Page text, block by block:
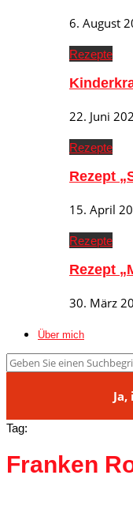
6. August
Rezepte
22. Juni
Rezepte
Rezept
15. April
Rezepte
Rezept
30. März
Über mich
Tag:
Franken